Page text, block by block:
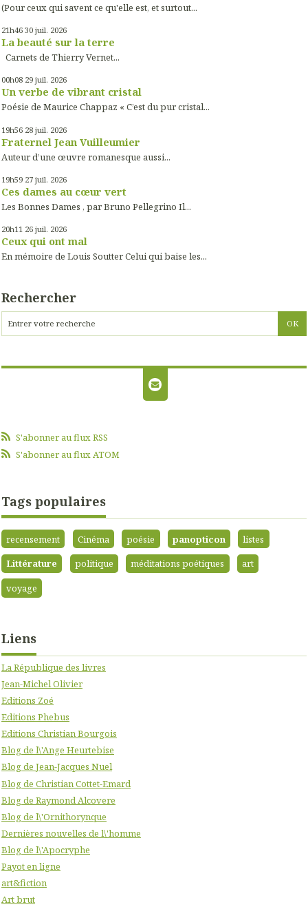
(Pour ceux qui savent ce qu'elle est, et surtout...
21h46 30 juil. 2026
La beauté sur la terre
Carnets de Thierry Vernet...
00h08 29 juil. 2026
Un verbe de vibrant cristal
Poésie de Maurice Chappaz « C’est du pur cristal...
19h56 28 juil. 2026
Fraternel Jean Vuilleumier
Auteur d’une œuvre romanesque aussi...
19h59 27 juil. 2026
Ces dames au cœur vert
Les Bonnes Dames , par Bruno Pellegrino Il...
20h11 26 juil. 2026
Ceux qui ont mal
En mémoire de Louis Soutter Celui qui baise les...
Rechercher
S'abonner au flux RSS
S'abonner au flux ATOM
Tags populaires
recensement Cinéma poésie panopticon
listes
Littérature
politique méditations poétiques
art
voyage
Liens
La République des livres
Jean-Michel Olivier
Editions Zoé
Editions Phebus
Editions Christian Bourgois
Blog de l\'Ange Heurtebise
Blog de Jean-Jacques Nuel
Blog de Christian Cottet-Emard
Blog de Raymond Alcovere
Blog de l\'Ornithorynque
Dernières nouvelles de l\'homme
Blog de l\'Apocryphe
Payot en ligne
art&fiction
Art brut